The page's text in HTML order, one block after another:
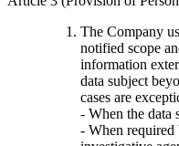
The Company
notified scope
information
data subject
cases are
- When the data
- When required